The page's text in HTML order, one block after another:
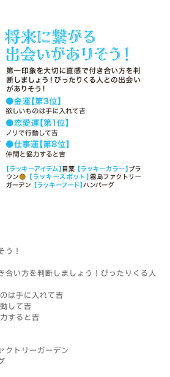
う！
合い方を判断しましょう！ぴったりくる人
手に入れて吉
して吉
すると吉
クトリーガーデン